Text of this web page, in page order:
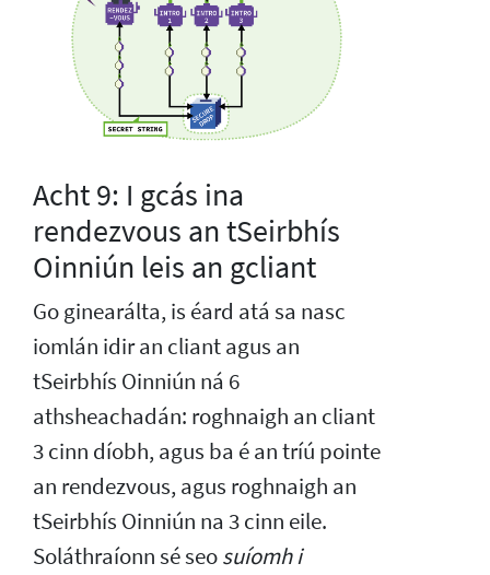
Acht 9: I gcás ina
rendezvous an tSeirbhís
Oinniún leis an gcliant
Go ginearálta, is éard atá sa nasc
iomlán idir an cliant agus an
tSeirbhís Oinniún ná 6
athsheachadán: roghnaigh an cliant
3 cinn díobh, agus ba é an tríú pointe
an rendezvous, agus roghnaigh an
tSeirbhís Oinniún na 3 cinn eile.
Soláthraíonn sé seosuíomh i